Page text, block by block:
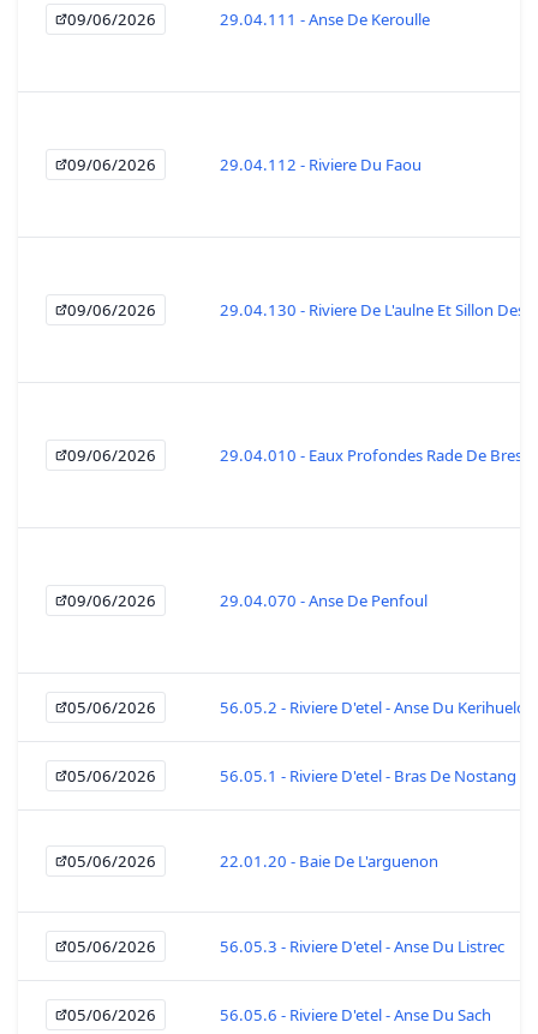
09/06/2026 29.04.111 - Anse De Keroulle
09/06/2026 29.04.112 - Riviere Du Faou
09/06/2026 29.04.130 - Riviere De L'aulne Et Sillon Des
09/06/2026 29.04.010 - Eaux Profondes Rade De Brest
09/06/2026 29.04.070 - Anse De Penfoul
05/06/2026 56.05.2 - Riviere D'etel - Anse Du Kerihuelo
05/06/2026 56.05.1 - Riviere D'etel - Bras De Nostang
05/06/2026 22.01.20 - Baie De L'arguenon
05/06/2026 56.05.3 - Riviere D'etel - Anse Du Listrec
05/06/2026 56.05.6 - Riviere D'etel - Anse Du Sach